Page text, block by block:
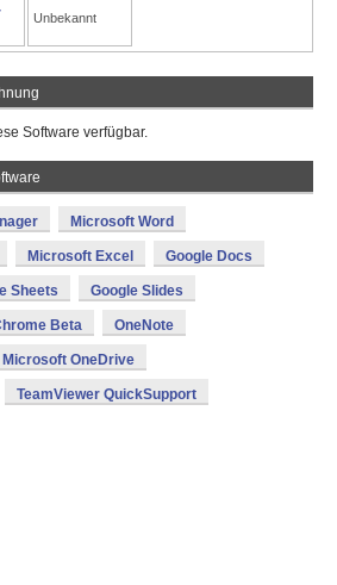
Unbekannt
Software verfügbar.
Microsoft Word
Microsoft Excel Google Docs
Sheets Google Slides
Beta OneNote
Microsoft OneDrive
TeamViewer QuickSupport